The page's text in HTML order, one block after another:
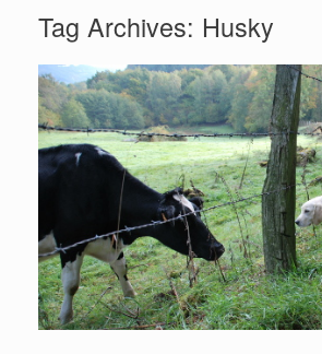
Tag Archives: Husky